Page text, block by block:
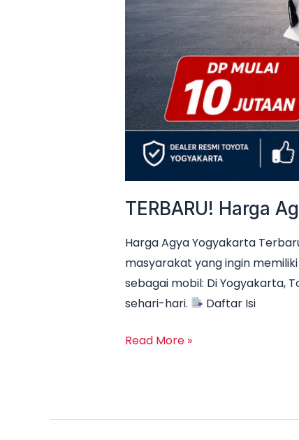
TERBARU! Harga
Harga Agya Yogyakarta
masyarakat yang ingin
sebagai mobil: Di Yogyakarta,
sehari-hari.
Daftar Isi
Read More »